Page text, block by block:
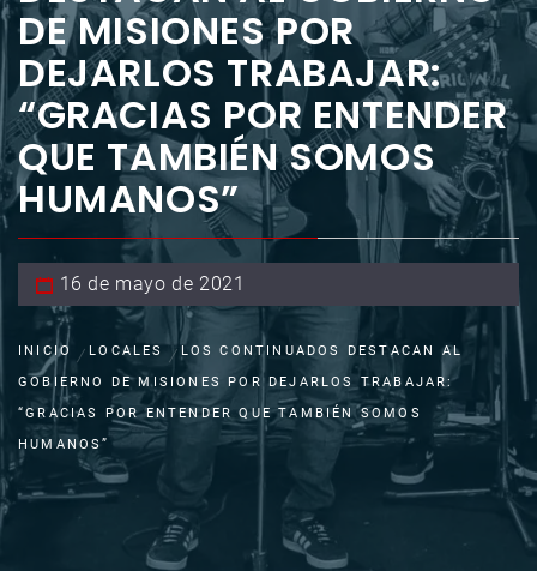
DE MISIONES POR
DEJARLOS TRABAJAR:
“GRACIAS POR ENTENDER
QUE TAMBIÉN SOMOS
HUMANOS”
16 de mayo de 2021
INICIO LOCALES
LOS CONTINUADOS DESTACAN AL
GOBIERNO DE MISIONES POR DEJARLOS TRABAJAR:
“GRACIAS POR ENTENDER QUE TAMBIÉN SOMOS
HUMANOS”